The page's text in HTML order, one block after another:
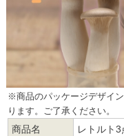
※商品のパッケージデザイ
ります。ご了承ください。
商品名 レトルト3